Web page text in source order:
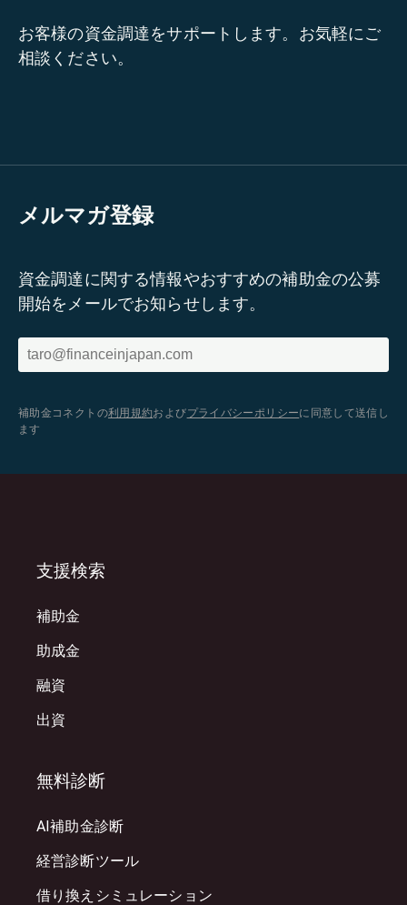
お客様の資金調達をサポートします。お気軽にご
相談ください。
メルマガ登録
資金調達に関する情報やおすすめの補助金の公募
開始をメールでお知らせします。
補助金コネクトの利用規約およびプライバシーポリシーに同意して送信し
ます
支援検索
補助金
助成金
融資
出資
無料診断
AI補助金診断
経営診断ツール
借り換えシミュレーション